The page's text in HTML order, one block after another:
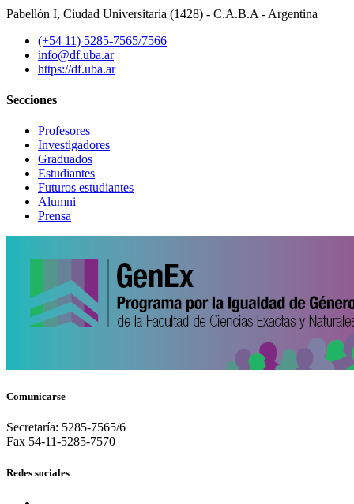
Pabellón I, Ciudad Universitaria (1428) - C.A.B.A - Argentina
(+54 11) 5285-7565/7566
info@df.uba.ar
https://df.uba.ar
Secciones
Profesores
Investigadores
Graduados
Estudiantes
Futuros estudiantes
Alumni
Prensa
Comunicarse
Secretaría: 5285-7565/6
Fax 54-11-5285-7570
Redes sociales